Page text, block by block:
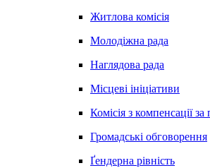
Житлова комісія
Молодіжна рада
Наглядова рада
Місцеві ініціативи
Комісія з компенсації
Громадські обговорення
Ґендерна рівність